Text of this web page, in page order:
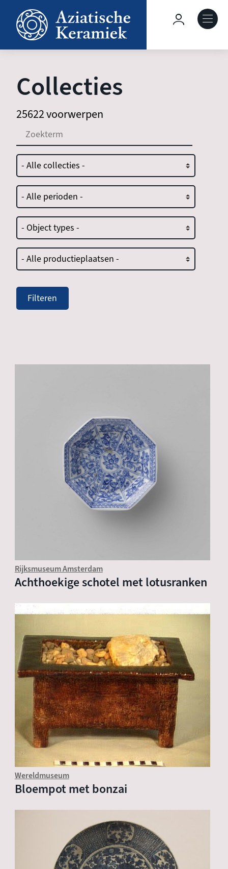
Overslaan
naar
Over deze site
Collecties
Keramiek in context
Agenda
Collecties
25622 voorwerpen
Rijksmuseum Amsterdam
Achthoekige schotel met lotusranken
Wereldmuseum
Bloempot met bonzai